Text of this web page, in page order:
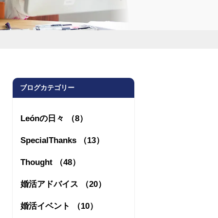
ブログカテゴリー
Leónの日々 （8）
SpecialThanks （13）
Thought （48）
婚活アドバイス （20）
婚活イベント （10）